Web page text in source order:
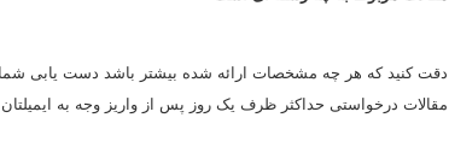
دقت کنید که هر چه مشخصات ارائه شده بیشتر باشد دست یابی
مقالات درخواستی حداکثر ظرف یک روز پس از واریز وجه به